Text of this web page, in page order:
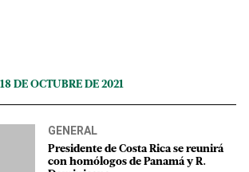
18 DE OCTUBRE DE 2021
GENERAL
Presidente de Costa Rica se reunirá
con homólogos de Panamá y R.